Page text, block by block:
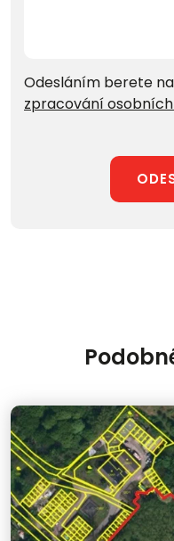
Odesláním berete
zpracování